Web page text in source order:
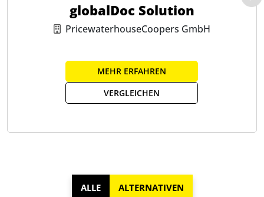
globalDoc Solution
PricewaterhouseCoopers GmbH
MEHR ERFAHREN
VERGLEICHEN